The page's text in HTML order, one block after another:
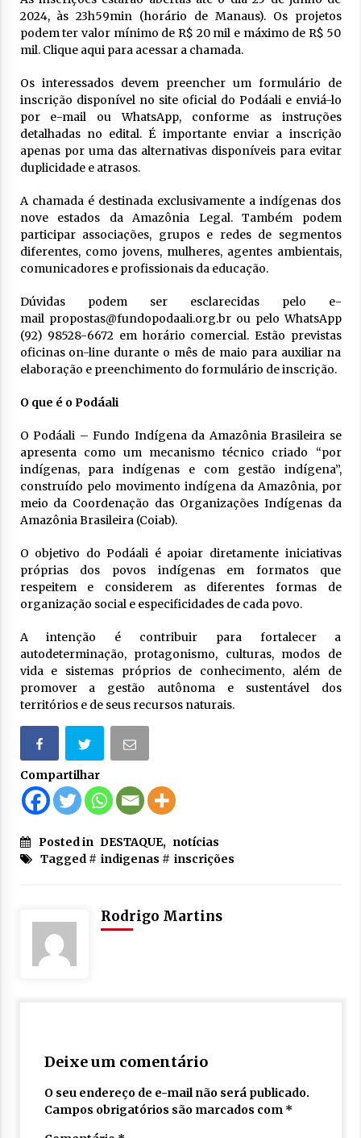
2024, às 23h59min (horário de Manaus). Os projetos
podem ter valor mínimo de R$ 20 mil e máximo de R$ 50
mil. Clique aqui para acessar a chamada.
Os interessados devem preencher um formulário de
inscrição disponível no site oficial do Podáali e enviá-lo
por e-mail ou WhatsApp, conforme as instruções
detalhadas no edital. É importante enviar a inscrição
apenas por uma das alternativas disponíveis para evitar
duplicidade e atrasos.
A chamada é destinada exclusivamente a indígenas dos
nove estados da Amazônia Legal. Também podem
participar associações, grupos e redes de segmentos
diferentes, como jovens, mulheres, agentes ambientais,
comunicadores e profissionais da educação.
Dúvidas podem ser esclarecidas pelo e-
mail propostas@fundopodaali.org.br ou pelo WhatsApp
(92) 98528-6672 em horário comercial. Estão previstas
oficinas on-line durante o mês de maio para auxiliar na
elaboração e preenchimento do formulário de inscrição.
O que é o Podáali
O Podáali – Fundo Indígena da Amazônia Brasileira se
apresenta como um mecanismo técnico criado “por
indígenas, para indígenas e com gestão indígena”,
construído pelo movimento indígena da Amazônia, por
meio da Coordenação das Organizações Indígenas da
Amazônia Brasileira (Coiab).
O objetivo do Podáali é apoiar diretamente iniciativas
próprias dos povos indígenas em formatos que
respeitem e considerem as diferentes formas de
organização social e especificidades de cada povo.
A intenção é contribuir para fortalecer a
autodeterminação, protagonismo, culturas, modos de
vida e sistemas próprios de conhecimento, além de
promover a gestão autônoma e sustentável dos
territórios e de seus recursos naturais.
Compartilhar
Posted in DESTAQUE, notícias
Tagged # indigenas # inscrições
Rodrigo Martins
Deixe um comentário
O seu endereço de e-mail não será publicado.
Campos obrigatórios são marcados com *